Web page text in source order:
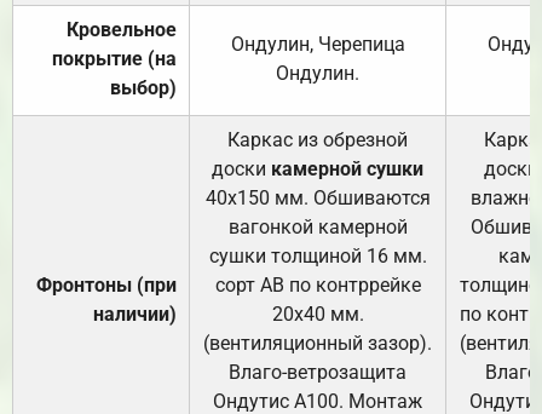
Кровельное
покрытие (на
выбор)
Ондулин, Черепица
Ондулин.
Фронтоны (при
наличии)
Каркас из обрезной
доски камерной сушки
40х150 мм. Обшиваются
вагонкой камерной
сушки толщиной 16 мм.
сорт АВ по контррейке
20х40 мм.
(вентиляционный зазор).
Влаго-ветрозащита
Ондутис А100. Монтаж
доски
по